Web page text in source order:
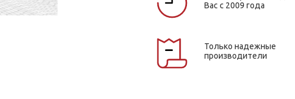
Вас с 2009 года
Только надежные
производители